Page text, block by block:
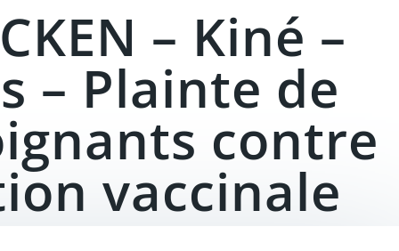
– Kiné –
– Plainte de
contre
vaccinale